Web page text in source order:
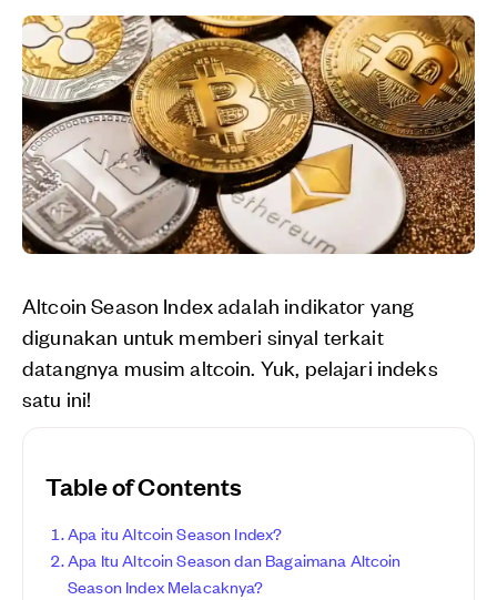
Altcoin Season Index adalah indikator yang
digunakan untuk memberi sinyal terkait
datangnya musim altcoin. Yuk, pelajari indeks
satu ini!
Table of Contents
Apa itu Altcoin Season Index?
Apa Itu Altcoin Season dan Bagaimana Altcoin
Season Index Melacaknya?